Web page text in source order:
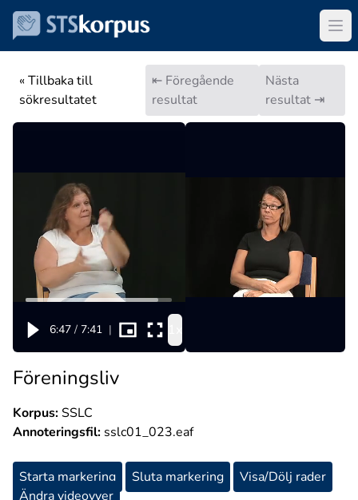
« Tillbaka till
sökresultatet
⇤ Föregående
resultat
Nästa
resultat ⇥
6:47 / 7:41 |
Föreningsliv
Korpus:SSLC
Annoteringsfil: sslc01_023.eaf
Starta markering Sluta markering
Visa/Dölj rader
Ändra videovyer